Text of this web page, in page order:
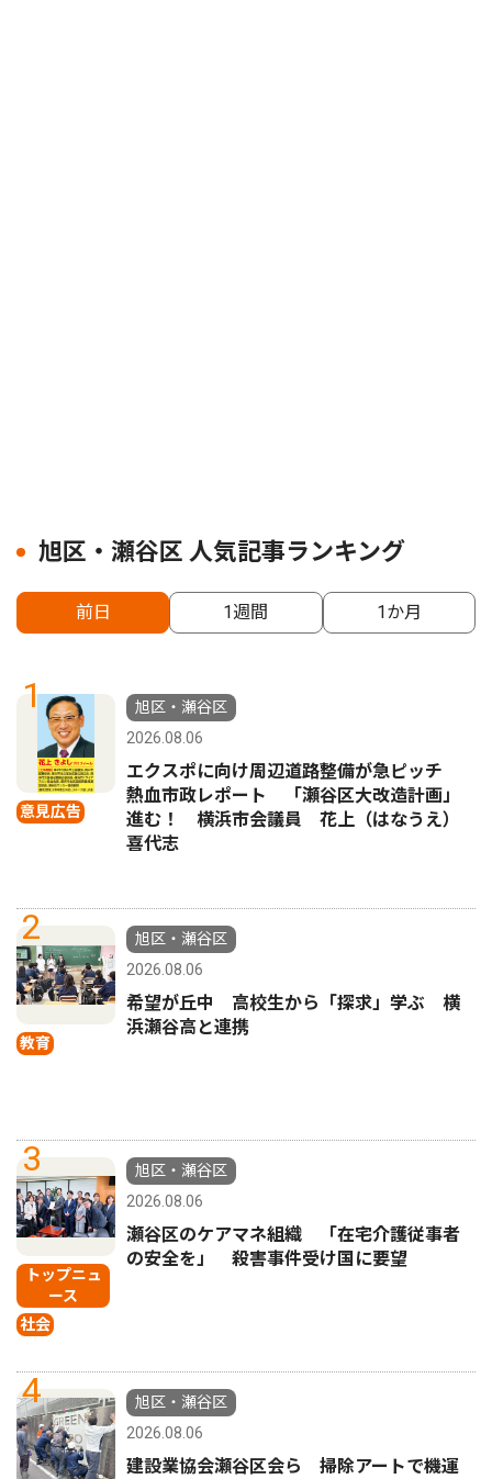
旭区・瀬谷区 人気記事ランキング
前日 1週間 1か月
1
意見広告
旭区・瀬谷区
2026.08.06
エクスポに向け周辺道路整備が急ピッチ
熱血市政レポート 「瀬谷区大改造計画」
進む！ 横浜市会議員 花上（はなうえ）
喜代志
2
教育
旭区・瀬谷区
2026.08.06
希望が丘中 高校生から「探求」学ぶ 横
浜瀬谷高と連携
3
トップニュ
ース
社会
旭区・瀬谷区
2026.08.06
瀬谷区のケアマネ組織 「在宅介護従事者
の安全を」 殺害事件受け国に要望
4
旭区・瀬谷区
2026.08.06
建設業協会瀬谷区会ら 掃除アートで機運